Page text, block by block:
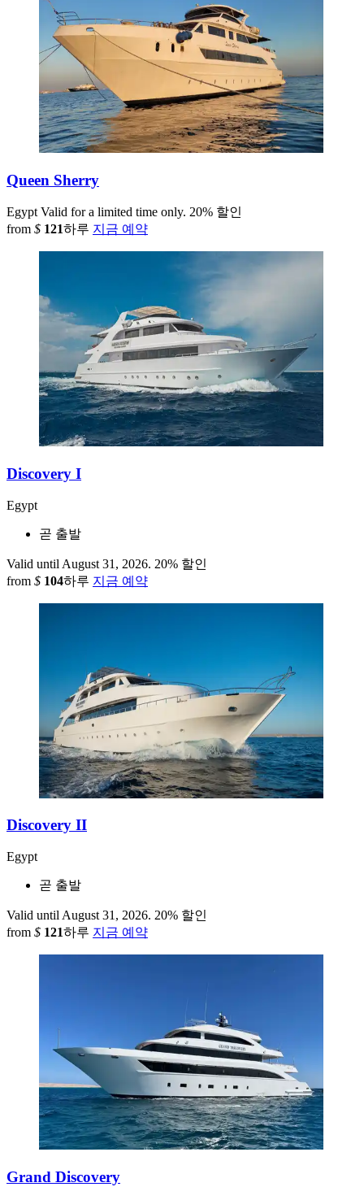
Queen Sherry
Egypt Valid for a limited time only. 20% 할인
from $ 121하루 지금 예약
Discovery I
Egypt
곧 출발
Valid until August 31, 2026. 20% 할인
from $ 104하루 지금 예약
Discovery II
Egypt
곧 출발
Valid until August 31, 2026. 20% 할인
from $ 121하루 지금 예약
Grand Discovery